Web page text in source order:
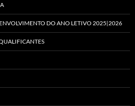
DO ANO LETIVO 2025|2026